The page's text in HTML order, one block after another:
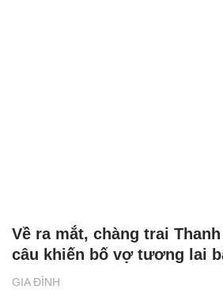
GIA ĐÌNH
Về ra mắt, chàng trai
câu khiến bố vợ tương lai